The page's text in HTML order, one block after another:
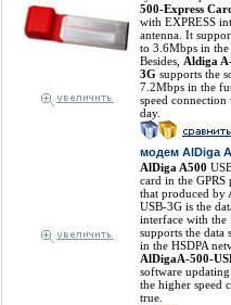
500-Express
with EXPRESS
antenna. It
to 3.6Mbps in
Besides, Aldiga
3Gsupports the
7.2Mbps in the
speed
day.
модем AlDiga
AlDiga A500
card in the GPRS
that produced
USB-3G is the
interface with the
supports the data
in the HSDPA
AlDigaA-500-
software
the higher speed
true.